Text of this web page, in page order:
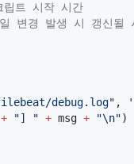
트 시작 시간
변경 발생 시 갱신될
debug.log" ,
'
+ "] " + msg + "\n")